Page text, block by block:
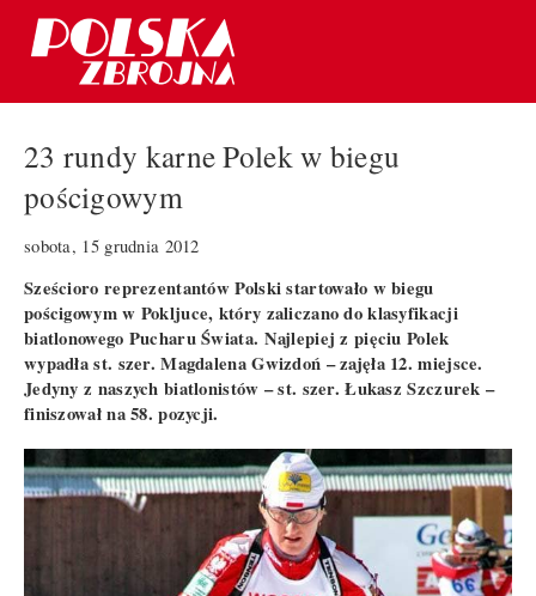
23 rundy karne Polek w biegu
pościgowym
sobota, 15 grudnia 2012
Sześcioro reprezentantów Polski startowało w biegu
pościgowym w Pokljuce, który zaliczano do klasyfikacji
biatlonowego Pucharu Świata. Najlepiej z pięciu Polek
wypadła st. szer. Magdalena Gwizdoń – zajęła 12. miejsce.
Jedyny z naszych biatlonistów – st. szer. Łukasz Szczurek –
finiszował na 58. pozycji.